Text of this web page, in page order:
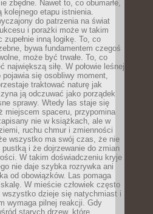
zbędne. Nawet to, co obumarłe,
etapu istnienia.
do patrzenia na świat
i porażki może w takim
zupełnie inną logikę. To, co
bywa fundamentem czegoś
może być trwałe. To, co
największą siłę. W połowie leśnej
się osobliwy moment,
traktować naturę jak
ją odczuwać jako porządek
sprawy. Wtedy las staje się
miejscem spaceru, przypomina
nie w książkach, ale w
ruchu chmur i zmienności
wszystko ma swój czas, że nie
i że dojrzewanie do zmian
W takim doświadczeniu kryje
nie daje szybka rozrywka ani
od obowiązków. Las pomaga
W mieście człowiek często
wszystko dzieje się natychmiast i
wymaga pilnej reakcji. Gdy
starych drzew, które